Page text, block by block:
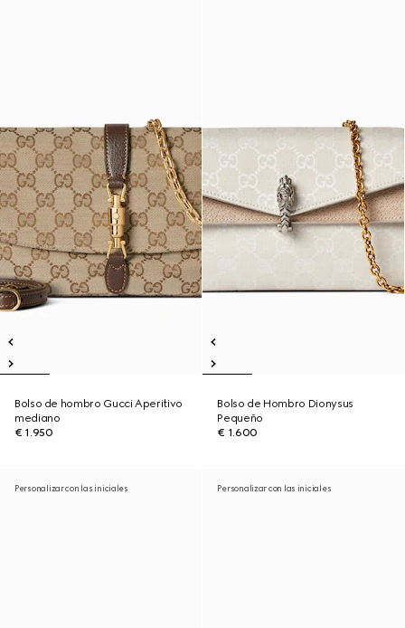
Bolso de hombro Gucci Aperitivo
mediano
€ 1.950
Bolso de Hombro Dionysus
Pequeño
€ 1.600
Personalizar con las iniciales Personalizar con las iniciales